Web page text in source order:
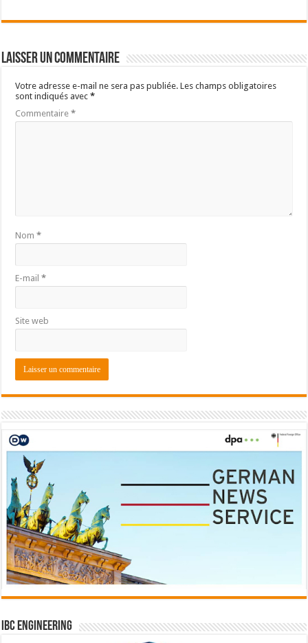
Laisser un commentaire
Votre adresse e-mail ne sera pas publiée. Les champs obligatoires
sont indiqués avec*
Commentaire*
Nom*
E-mail*
Site web
IBC Engineering